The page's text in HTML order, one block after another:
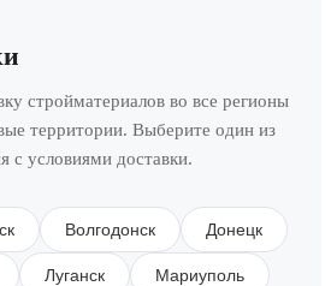
стройматериалов во все регионы
территории. Выберите один из
с условиями доставки.
Волгодонск Донецк
Луганск Мариуполь